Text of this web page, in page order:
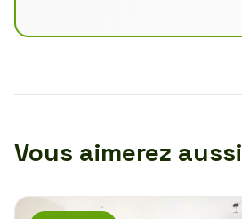
Vous aimerez aussi